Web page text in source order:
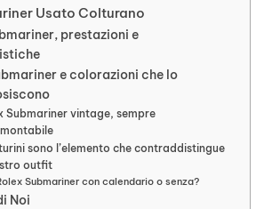
Usato Colturano
prestazioni e
e colorazioni che lo
Submariner vintage, sempre
sono l’elemento che contraddistingue
outfit
Submariner con calendario o senza?
Noi